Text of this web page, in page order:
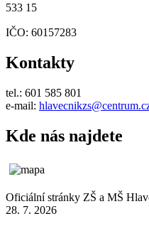
533 15
IČO: 60157283
Kontakty
tel.: 601 585 801
e-mail:
Kde nás najdete
Oficiální stránky ZŠ a MŠ
28. 7. 2026